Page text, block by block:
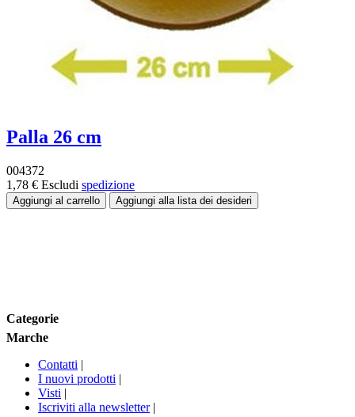
Palla 26 cm
004372
1,78 € Escludi spedizione
Categorie
Marche
Contatti |
I nuovi prodotti |
Visti |
Iscriviti alla newsletter |